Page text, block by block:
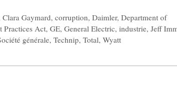
Clara Gaymard,corruption,Daimler,Department of
Practices Act, GE, General Electric, industrie, Jeff
générale, Technip, Total, Wyatt